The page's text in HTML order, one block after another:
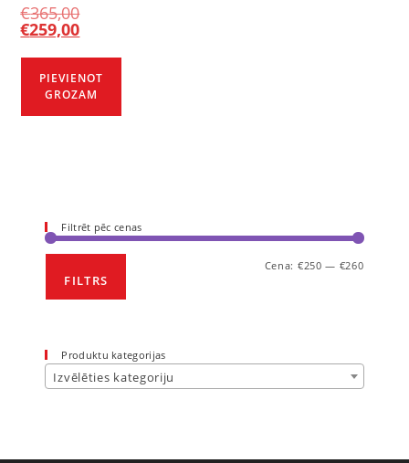
€365,00
€259,00
PIEVIENOT
GROZAM
Filtrēt pēc cenas
FILTRS
Cena: €250 — €260
Produktu kategorijas
Izvēlēties kategoriju